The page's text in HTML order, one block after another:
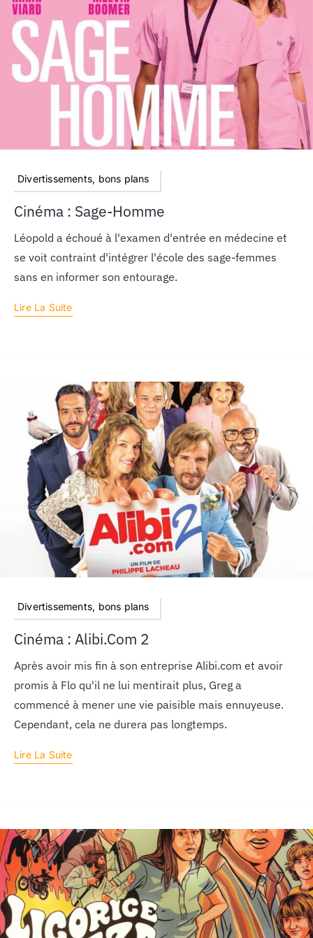
MON COMPTE
PANIER
STUDORIA
Divertissements, bons plans
Cinéma : Sage-Homme
Léopold a échoué à l'examen d'entrée en médecine et
se voit contraint d'intégrer l'école des sage-femmes
sans en informer son entourage.
Lire La Suite
Divertissements, bons plans
Cinéma : Alibi.com 2
Après avoir mis fin à son entreprise Alibi.com et avoir
promis à Flo qu'il ne lui mentirait plus, Greg a
commencé à mener une vie paisible mais ennuyeuse.
Cependant, cela ne durera pas longtemps.
Lire La Suite